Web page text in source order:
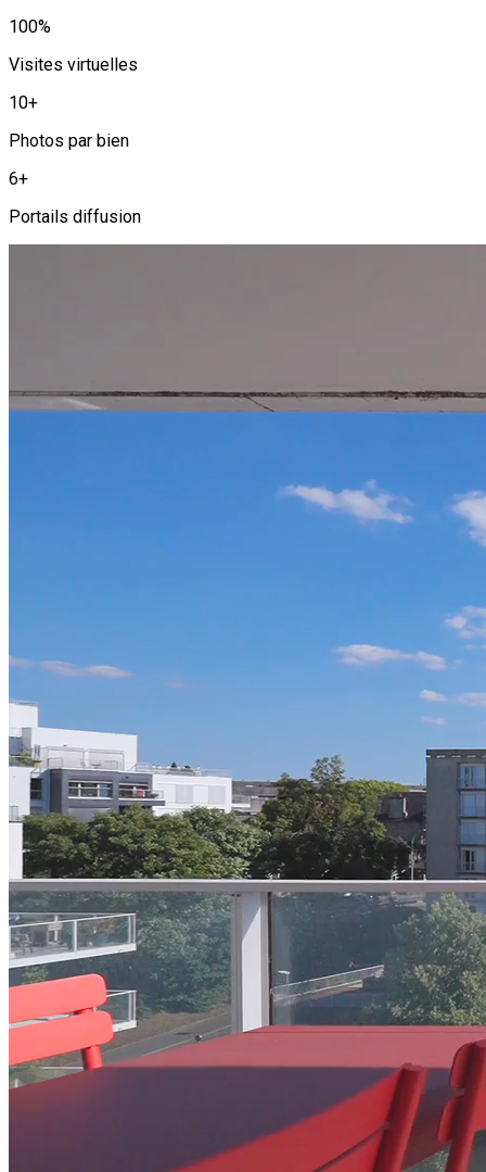
100%
Visites virtuelles
10+
Photos par bien
6+
Portails diffusion